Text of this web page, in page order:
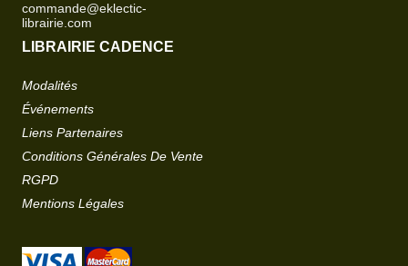
commande@eklectic-
librairie.com
LIBRAIRIE CADENCE
Modalités
Événements
Liens Partenaires
Conditions Générales De Vente
RGPD
Mentions Légales